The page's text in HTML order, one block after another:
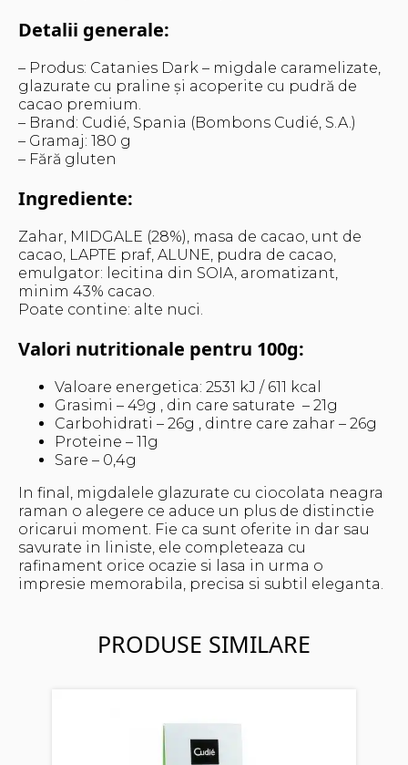
Detalii generale:
– Produs: Catanies Dark – migdale caramelizate,
glazurate cu praline și acoperite cu pudră de
cacao premium.
– Brand: Cudié, Spania (Bombons Cudié, S.A.)
– Gramaj: 180 g
– Fără gluten
Ingrediente:
Zahar, MIDGALE (28%), masa de cacao, unt de
cacao, LAPTE praf, ALUNE, pudra de cacao,
emulgator: lecitina din SOIA, aromatizant,
minim 43% cacao.
Poate contine: alte nuci.
Valori nutritionale pentru 100g:
Valoare energetica: 2531 kJ / 611 kcal
Grasimi – 49g , din care saturate – 21g
Carbohidrati – 26g , dintre care zahar – 26g
Proteine – 11g
Sare – 0,4g
In final, migdalele glazurate cu ciocolata neagra
raman o alegere ce aduce un plus de distinctie
oricarui moment. Fie ca sunt oferite in dar sau
savurate in liniste, ele completeaza cu
rafinament orice ocazie si lasa in urma o
impresie memorabila, precisa si subtil eleganta.
PRODUSE SIMILARE